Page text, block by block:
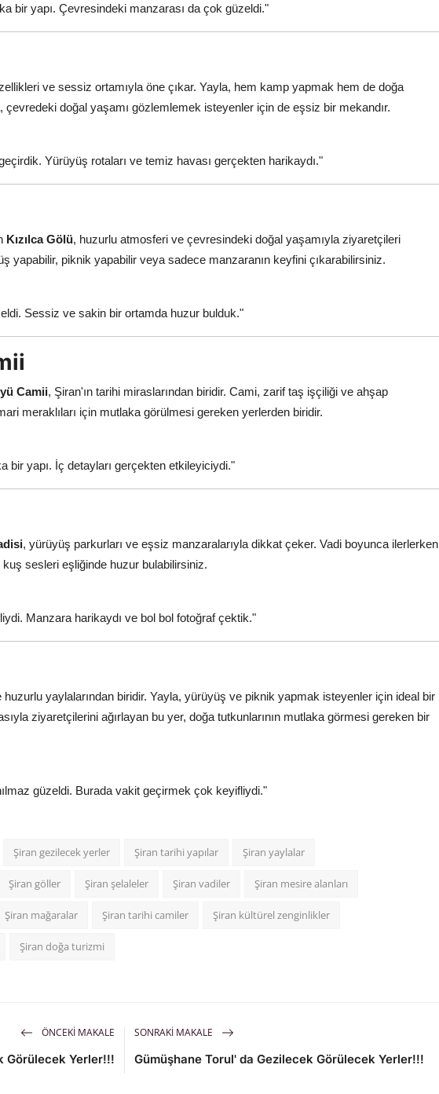
bir yapı. Çevresindeki manzarası da çok güzeldi."
ve sessiz ortamıyla öne çıkar. Yayla, hem kamp yapmak hem de doğa
çevredeki doğal yaşamı gözlemlemek isteyenler için de eşsiz bir mekandır.
Yürüyüş rotaları ve temiz havası gerçekten harikaydı."
Kızılca Gölü, huzurlu atmosferi ve çevresindeki doğal yaşamıyla ziyaretçileri
yapabilir, piknik yapabilir veya sadece manzaranın keyfini çıkarabilirsiniz.
Sessiz ve sakin bir ortamda huzur bulduk."
Camii, Şiran'ın tarihi miraslarından biridir. Cami, zarif taş işçiliği ve ahşap
meraklıları için mutlaka görülmesi gereken yerlerden biridir.
bir yapı. İç detayları gerçekten etkileyiciydi."
, yürüyüş parkurları ve eşsiz manzaralarıyla dikkat çeker. Vadi boyunca ilerlerken
kuş sesleri eşliğinde huzur bulabilirsiniz.
Manzara harikaydı ve bol bol fotoğraf çektik."
huzurlu yaylalarından biridir. Yayla, yürüyüş ve piknik yapmak isteyenler için ideal bir
ziyaretçilerini ağırlayan bu yer, doğa tutkunlarının mutlaka görmesi gereken bir
güzeldi. Burada vakit geçirmek çok keyifliydi."
Şiran gezilecek yerler Şiran tarihi yapılar Şiran yaylalar
Şiran göller Şiran şelaleler Şiran vadiler Şiran mesire alanları
Şiran mağaralar Şiran tarihi camiler Şiran kültürel zenginlikler
Şiran doğa turizmi
ÖNCEKI MAKALE
Görülecek Yerler!!!
SONRAKI MAKALE
Gümüşhane Torul' da Gezilecek Görülecek Yerler!!!